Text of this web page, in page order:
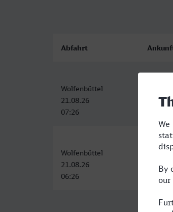
Abfahrt
Wolfenbüttel
21.08.26
07:26
Wolfenbüttel
21.08.26
06:26
Lyon
16:56